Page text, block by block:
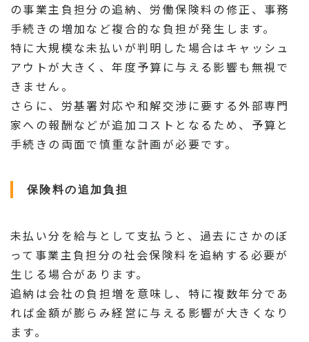
の事業主負担分の追納、労働保険料の修正、事務
手続きの増加など複合的な負担が発生します。
特に大規模な未払いが判明した場合はキャッシュ
アウトが大きく、年度予算に与える影響も無視で
きません。
さらに、労基署対応や和解交渉に要する外部専門
家への報酬などが追加コストとなるため、予算と
手続きの両面で慎重な計画が必要です。
保険料の追加負担
未払い分を給与として支払うと、過去にさかのぼ
って事業主負担分の社会保険料を追納する必要が
生じる場合があります。
追納は会社の負担増を意味し、特に複数年分であ
れば金額が膨らみ経営に与える影響が大きくなり
ます。